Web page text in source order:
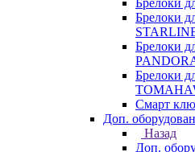
Брелоки
Брелоки
Брелоки
Брелоки
Смарт
Доп.
Назад
Доп.